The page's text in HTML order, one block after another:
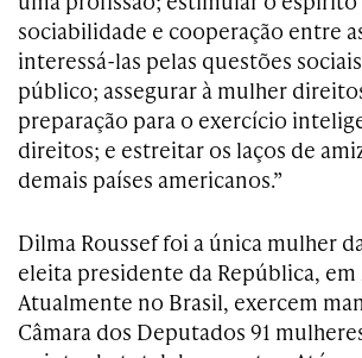
sociabilidade e cooperação entre
interessá-las pelas questões
público; assegurar à mulher
preparação para o exercício
direitos; e estreitar os laços de
demais países americanos.”
Dilma Roussef foi a única mulher
eleita presidente da República, em
Atualmente no Brasil, exercem
Câmara dos Deputados 91